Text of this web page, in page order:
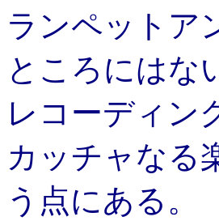
ランペットア
ところにはな
レコーディン
カッチャなる
う点にある。